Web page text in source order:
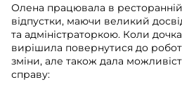
Олена працювала в
відпустки, маючи великий
та адміністраторкою. Коли
вирішила повернутися до
зміни, але також дала
справу: